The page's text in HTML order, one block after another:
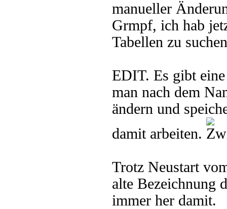
manueller
Grmpf, ich hab
Tabellen zu
EDIT. Es gibt
man nach dem
ändern und
damit arbeiten.
Trotz Neustart
alte Bezeichnung
immer her damit.